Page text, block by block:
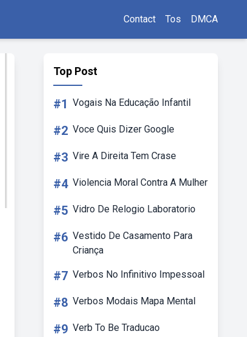
Contact Tos DMCA
Top Post
#1 Vogais Na Educação Infantil
#2 Voce Quis Dizer Google
#3 Vire A Direita Tem Crase
#4 Violencia Moral Contra A Mulher
#5 Vidro De Relogio Laboratorio
#6 Vestido De Casamento Para
Criança
#7 Verbos No Infinitivo Impessoal
#8 Verbos Modais Mapa Mental
#9 Verb To Be Traducao